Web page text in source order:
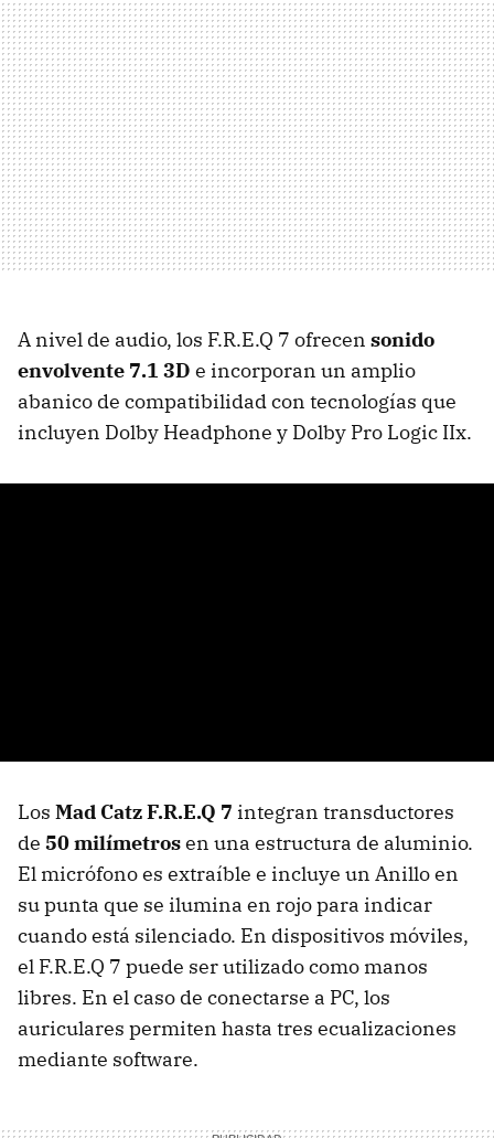
A nivel de audio, los F.R.E.Q 7 ofrecen sonido
envolvente 7.1 3D e incorporan un amplio
abanico de compatibilidad con tecnologías que
incluyen Dolby Headphone y Dolby Pro Logic IIx.
Los Mad Catz F.R.E.Q 7 integran transductores
de 50 milímetrosen una estructura de aluminio.
El micrófono es extraíble e incluye un Anillo en
su punta que se ilumina en rojo para indicar
cuando está silenciado. En dispositivos móviles,
el F.R.E.Q 7 puede ser utilizado como manos
libres. En el caso de conectarse a PC, los
auriculares permiten hasta tres ecualizaciones
mediante software.